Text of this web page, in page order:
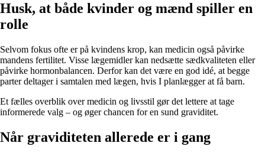
Husk, at både kvinder og mænd spiller en
rolle
Selvom fokus ofte er på kvindens krop, kan medicin også påvirke
mandens fertilitet. Visse lægemidler kan nedsætte sædkvaliteten eller
påvirke hormonbalancen. Derfor kan det være en god idé, at begge
parter deltager i samtalen med lægen, hvis I planlægger at få barn.
Et fælles overblik over medicin og livsstil gør det lettere at tage
informerede valg – og øger chancen for en sund graviditet.
Når graviditeten allerede er i gang